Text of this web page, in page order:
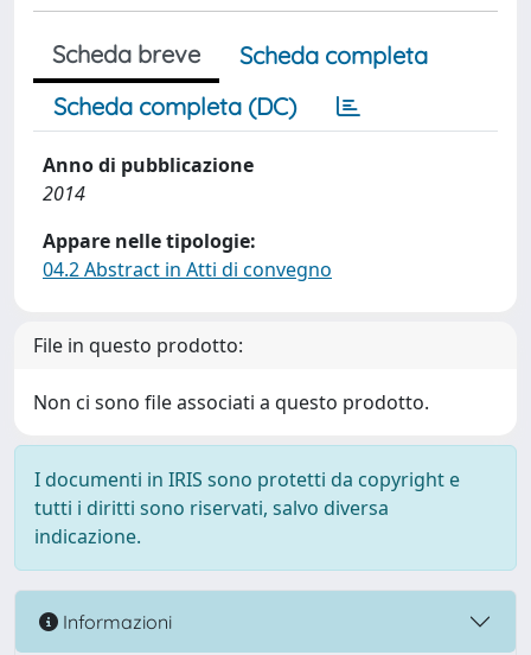
Scheda breve
Scheda completa
Scheda completa (DC)
Anno di pubblicazione
2014
Appare nelle tipologie:
04.2 Abstract in Atti di convegno
File in questo prodotto:
Non ci sono file associati a questo prodotto.
I documenti in IRIS sono protetti da copyright e
tutti i diritti sono riservati, salvo diversa
indicazione.
Informazioni